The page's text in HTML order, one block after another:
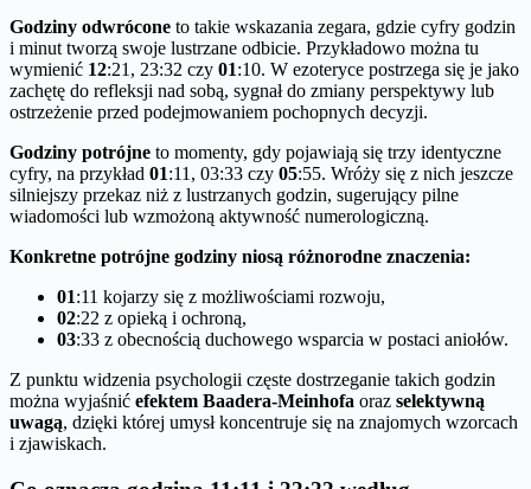
Godziny odwrócone to takie wskazania zegara, gdzie cyfry godzin
i minut tworzą swoje lustrzane odbicie. Przykładowo można tu
wymienić 12:21, 23:32 czy 01:10. W ezoteryce postrzega się je jako
zachętę do refleksji nad sobą, sygnał do zmiany perspektywy lub
ostrzeżenie przed podejmowaniem pochopnych decyzji.
Godziny potrójne to momenty, gdy pojawiają się trzy identyczne
cyfry, na przykład 01:11, 03:33 czy 05:55. Wróży się z nich jeszcze
silniejszy przekaz niż z lustrzanych godzin, sugerujący pilne
wiadomości lub wzmożoną aktywność numerologiczną.
Konkretne potrójne godziny niosą różnorodne znaczenia:
01:11 kojarzy się z możliwościami rozwoju,
02:22 z opieką i ochroną,
03:33 z obecnością duchowego wsparcia w postaci aniołów.
Z punktu widzenia psychologii częste dostrzeganie takich godzin
można wyjaśnić efektem Baadera-Meinhofa oraz selektywną
uwagą, dzięki której umysł koncentruje się na znajomych wzorcach
i zjawiskach.